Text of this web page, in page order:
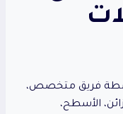
فريق متخصص،
الأسطح،